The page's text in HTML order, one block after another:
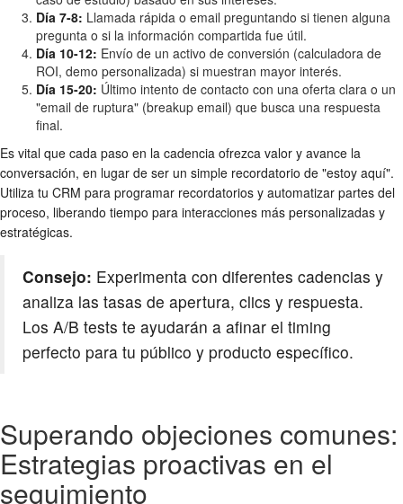
Día 7-8: Llamada rápida o email preguntando si tienen alguna
pregunta o si la información compartida fue útil.
Día 10-12: Envío de un activo de conversión (calculadora de
ROI, demo personalizada) si muestran mayor interés.
Día 15-20: Último intento de contacto con una oferta clara o un
"email de ruptura" (breakup email) que busca una respuesta
final.
Es vital que cada paso en la cadencia ofrezca valor y avance la
conversación, en lugar de ser un simple recordatorio de "estoy aquí".
Utiliza tu CRM para programar recordatorios y automatizar partes del
proceso, liberando tiempo para interacciones más personalizadas y
estratégicas.
Consejo: Experimenta con diferentes cadencias y
analiza las tasas de apertura, clics y respuesta.
Los A/B tests te ayudarán a afinar el timing
perfecto para tu público y producto específico.
Superando objeciones comunes:
Estrategias proactivas en el
seguimiento